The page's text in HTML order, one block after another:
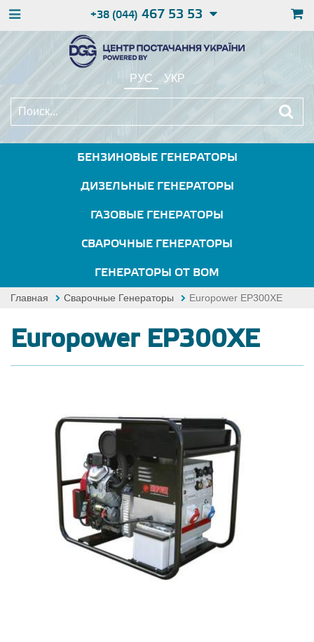
+38 (044) 467 53 53
РУС УКР
БЕНЗИНОВЫЕ ГЕНЕРАТОРЫ
ДИЗЕЛЬНЫЕ ГЕНЕРАТОРЫ
ГАЗОВЫЕ ГЕНЕРАТОРЫ
СВАРОЧНЫЕ ГЕНЕРАТОРЫ
ГЕНЕРАТОРЫ ОТ ВОМ
Главная Сварочные Генераторы Europower EP300XE
Europower EP300XE